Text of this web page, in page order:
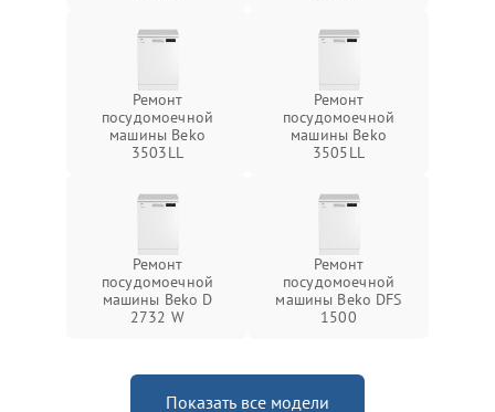
Ремонт
посудомоечной
машины Beko
3503LL
Ремонт
посудомоечной
машины Beko
3505LL
Ремонт
посудомоечной
машины Beko D
2732 W
Ремонт
посудомоечной
машины Beko DFS
1500
Показать все модели